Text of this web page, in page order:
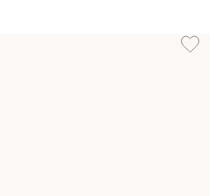
Lägg till